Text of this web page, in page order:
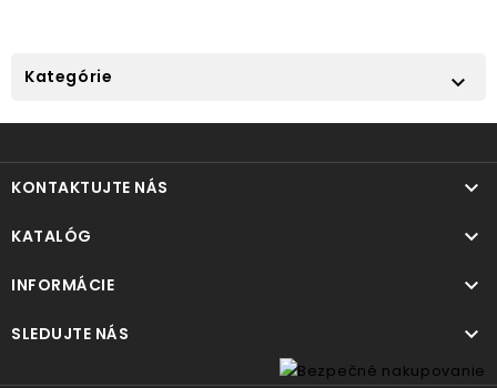
Kategórie 
KONTAKTUJTE NÁS 
KATALÓG 
INFORMÁCIE 
SLEDUJTE NÁS 